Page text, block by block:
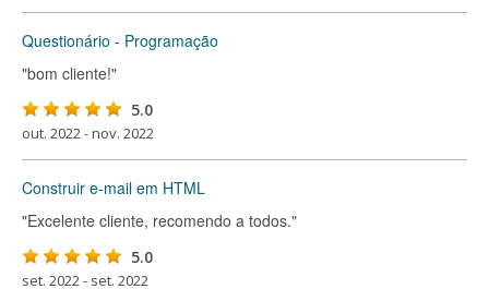
Questionário - Programação
"bom cliente!"
5.0
out. 2022 - nov. 2022
Construir e-mail em HTML
"Excelente cliente, recomendo a todos."
5.0
set. 2022 - set. 2022